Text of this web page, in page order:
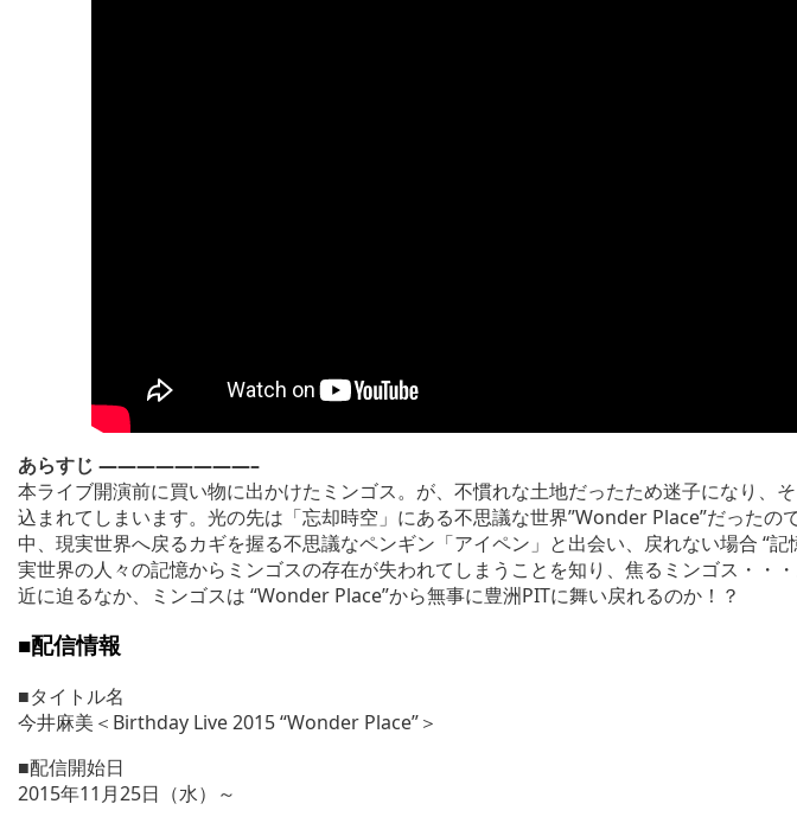
あらすじ ————————–
本ライブ開演前に買い物に出かけたミンゴス。が、不慣れな土地だったため迷子になり、
込まれてしまいます。光の先は「忘却時空」にある不思議な世界”Wonder Place”だったの
中、現実世界へ戻るカギを握る不思議なペンギン「アイペン」と出会い、戻れない場合 “記
実世界の人々の記憶からミンゴスの存在が失われてしまうことを知り、焦るミンゴス・・
近に迫るなか、ミンゴスは “Wonder Place”から無事に豊洲PITに舞い戻れるのか！？
■配信情報
■タイトル名
今井麻美＜Birthday Live 2015 “Wonder Place”＞
■配信開始日
2015年11月25日（水）～